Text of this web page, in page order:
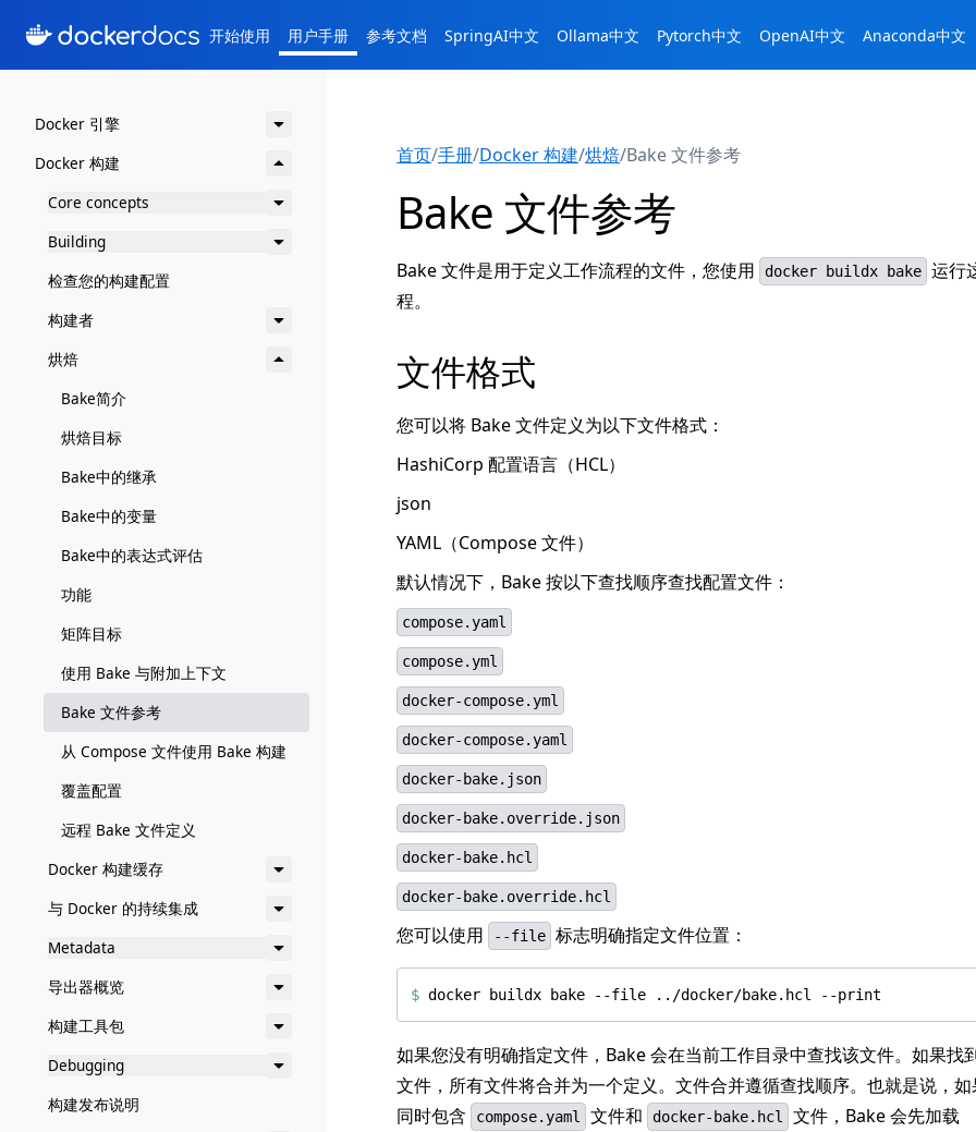
开始使用 用户手册 参考文档 SpringAI中文 Ollama中文 Pytorch中文 OpenAI中文 Anaconda中文
Docker 引擎
Docker 构建
Core concepts
Building
检查您的构建配置
构建者
烘焙
Bake简介
烘焙目标
Bake中的继承
Bake中的变量
Bake中的表达式评估
功能
矩阵目标
使用 Bake 与附加上下文
Bake 文件参考
从 Compose 文件使用 Bake 构建
覆盖配置
远程 Bake 文件定义
Docker 构建缓存
与 Docker 的持续集成
Metadata
导出器概览
构建工具包
Debugging
构建发布说明
首页/手册/Docker 构建/烘焙/Bake 文件参考
Bake 文件参考
Bake 文件是用于定义工作流程的文件，您使用 docker buildx bake 运行
程。
文件格式
您可以将 Bake 文件定义为以下文件格式：
HashiCorp 配置语言（HCL）
json
YAML（Compose 文件）
默认情况下，Bake 按以下查找顺序查找配置文件：
compose.yaml
compose.yml
docker-compose.yml
docker-compose.yaml
docker-bake.json
docker-bake.override.json
docker-bake.hcl
docker-bake.override.hcl
您可以使用 --file 标志明确指定文件位置：
$
如果您没有明确指定文件，Bake 会在当前工作目录中查找该文件。如果找
文件，所有文件将合并为一个定义。文件合并遵循查找顺序。也就是说，
同时包含
compose.yaml 文件和 docker-bake.hcl 文件，Bake 会先加载